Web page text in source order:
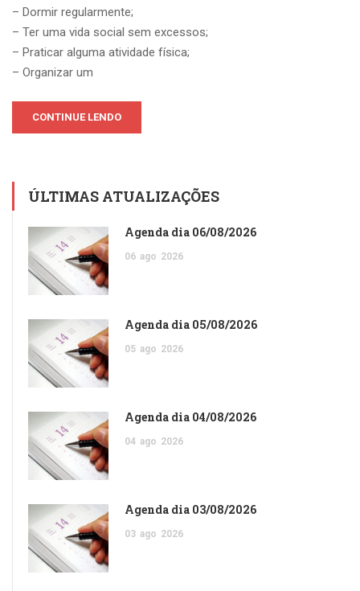
– Dormir regularmente;
– Ter uma vida social sem excessos;
– Praticar alguma atividade física;
– Organizar um
CONTINUE LENDO
ÚLTIMAS ATUALIZAÇÕES
Agenda dia 06/08/2026
06 ago 2026
Agenda dia 05/08/2026
05 ago 2026
Agenda dia 04/08/2026
04 ago 2026
Agenda dia 03/08/2026
03 ago 2026